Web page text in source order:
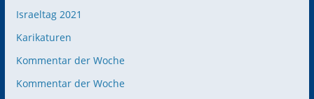
Israeltag 2021
Karikaturen
Kommentar der Woche
Kommentar der Woche